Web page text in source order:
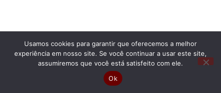
Usamos cookies para garantir que oferecemos a melhor
experiência em nosso site. Se você continuar a usar este site,
assumiremos que você está satisfeito com ele.
Ok